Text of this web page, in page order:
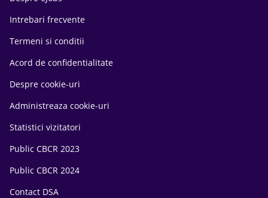
Intrebari frecvente
Termeni si conditii
Acord de confidentialitate
Despre cookie-uri
Administreaza cookie-uri
Statistici vizitatori
Public CBCR 2023
Public CBCR 2024
Contact DSA